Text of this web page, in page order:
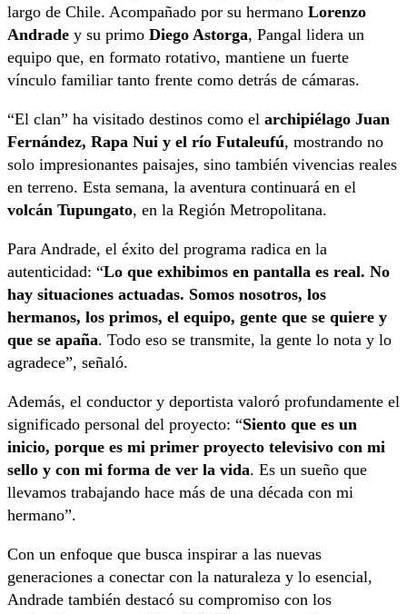
largo de Chile. Acompañado por su hermano Lorenzo
Andrade y su primo Diego Astorga, Pangal lidera un
equipo que, en formato rotativo, mantiene un fuerte
vínculo familiar tanto frente como detrás de cámaras.
“El clan” ha visitado destinos como el archipiélago Juan
Fernández, Rapa Nui y el río Futaleufú, mostrando no
solo impresionantes paisajes, sino también vivencias reales
en terreno. Esta semana, la aventura continuará en el
volcán Tupungato, en la Región Metropolitana.
Para Andrade, el éxito del programa radica en la
autenticidad: “Lo que exhibimos en pantalla es real. No
hay situaciones actuadas. Somos nosotros, los
hermanos, los primos, el equipo, gente que se quiere y
que se apaña. Todo eso se transmite, la gente lo nota y lo
agradece”, señaló.
Además, el conductor y deportista valoró profundamente el
significado personal del proyecto: “Siento que es un
inicio, porque es mi primer proyecto televisivo con mi
sello y con mi forma de ver la vida. Es un sueño que
llevamos trabajando hace más de una década con mi
hermano”.
Con un enfoque que busca inspirar a las nuevas
generaciones a conectar con la naturaleza y lo esencial,
Andrade también destacó su compromiso con los